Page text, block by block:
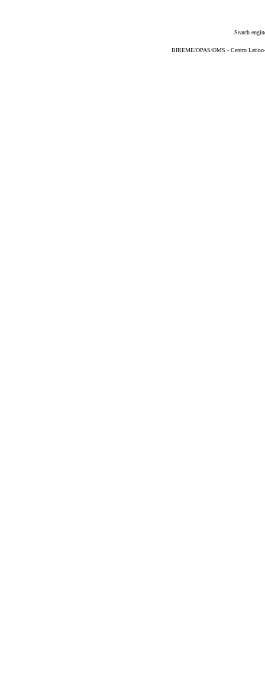
Search
BIREME/OPAS/OMS - Centro Latino-